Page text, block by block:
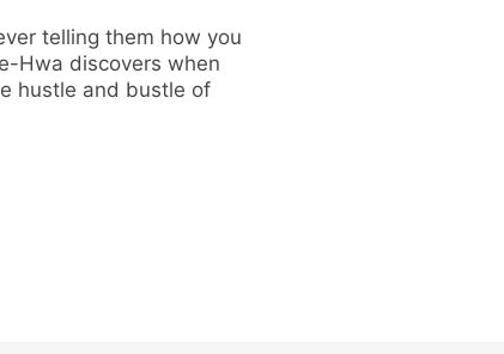
telling them how you
Hwa discovers when
hustle and bustle of